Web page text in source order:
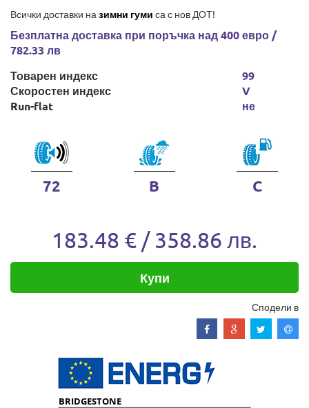
Всички доставки на зимни гуми са с нов ДОТ!
Безплатна доставка при поръчка над 400 евро /
782.33 лв
Товарен индекс
Скоростен индекс
Run-flat
99
V
не
72 B C
183.48 € / 358.86 лв.
Купи
Сподели в
BRIDGESTONE